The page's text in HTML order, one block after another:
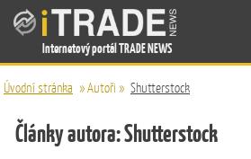
Internetový portál TRADE NEWS
Úvodní stránka »Autoři » Shutterstock
Články autora: Shutterstock